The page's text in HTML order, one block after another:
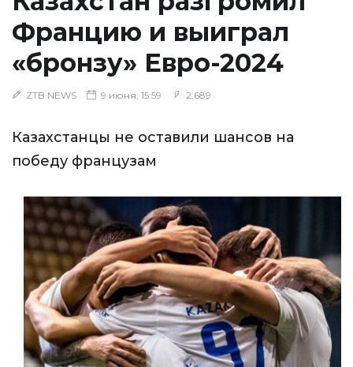
Францию и выиграл
«бронзу» Евро-2024
ZTB NEWS 9 июня, 15:59 2,689
Казахстанцы не оставили шансов на
победу французам